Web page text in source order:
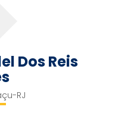
Dos Reis
RJ